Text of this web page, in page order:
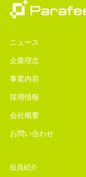
ニュース
企業理念
事業内容
採用情報
会社概要
お問い合わせ
役員紹介